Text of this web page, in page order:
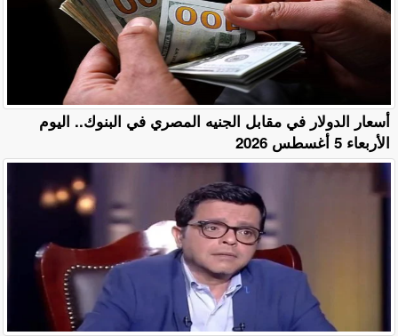
أسعار الدولار في مقابل الجنيه المصري في البنوك.. اليوم
الأربعاء 5 أغسطس 2026